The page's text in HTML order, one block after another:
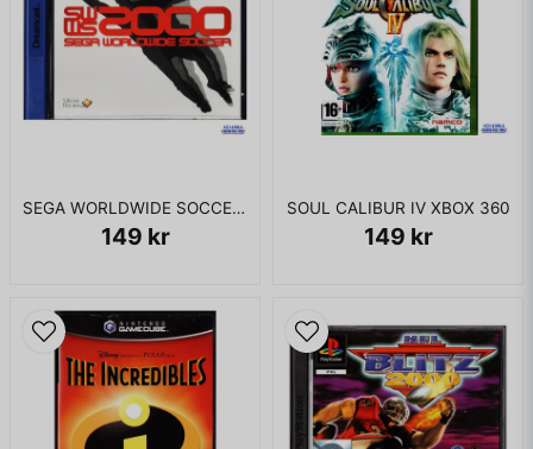
SEGA WORLDWIDE SOCCER 2000 DREAMCAST
149 kr
SOUL CALIBUR IV XBOX 360
149 kr